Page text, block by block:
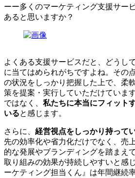
ーー多くのマーケティング支援サー
あると思いますか？
よくある支援サービスだと、どうし
に当てはめられがちですよね。その
の状況をしっかり把握した上で、柔
策を提案・実行していただけていま
ではなく、 私たちに本当にフィット
いると感じます。
さらに、 経営視点をしっかり持って
先の効率化や省力化だけでなく、売
的な発展やブランディングを踏まえ
取り組みの効果が持続しやすいと感
ーケティング担当くん』は年間継続